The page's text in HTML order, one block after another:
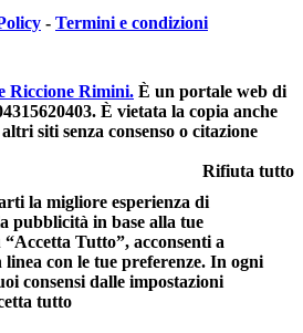
- Termini e condizioni
Riccione Rimini. È un portale web di
. È vietata la copia anche
siti senza consenso o citazione
Rifiuta tutto
la migliore esperienza di
pubblicità in base alla tue
Tutto”, acconsenti a
con le tue preferenze. In ogni
consensi dalle impostazioni
tutto